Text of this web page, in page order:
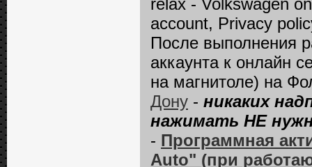
relax - Volkswagen
account, Privacy
После выполнения
аккаунта к онлайн
на магнитоле) на
Дону - никаких
нажимать НЕ
- Программная
Auto" (при